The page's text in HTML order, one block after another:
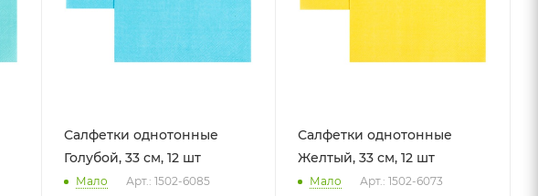
Салфетки однотонные
Голубой, 33 см, 12 шт
Мало Арт.: 1502-6085
Салфетки однотонные
Желтый, 33 см, 12 шт
Мало Арт.: 1502-6073